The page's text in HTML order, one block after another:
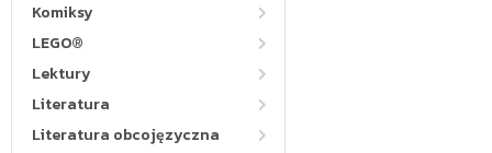
Komiksy
LEGO®
Lektury
Literatura
Literatura obcojęzyczna